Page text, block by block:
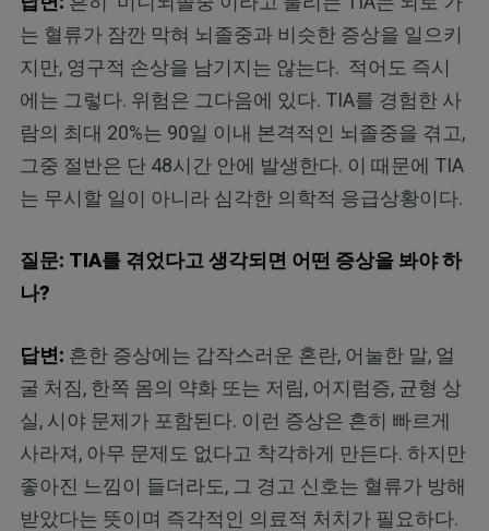
는 혈류가 잠깐 막혀 뇌졸중과 비슷한 증상을 일으키
지만, 영구적 손상을 남기지는 않는다. 적어도 즉시
에는 그렇다. 위험은 그다음에 있다. TIA를 경험한 사
람의 최대 20%는 90일 이내 본격적인 뇌졸중을 겪고,
그중 절반은 단 48시간 안에 발생한다. 이 때문에 TIA
는 무시할 일이 아니라 심각한 의학적 응급상황이다.
질문: TIA를 겪었다고 생각되면 어떤 증상을 봐야 하
나?
답변: 흔한 증상에는 갑작스러운 혼란, 어눌한 말, 얼
굴 처짐, 한쪽 몸의 약화 또는 저림, 어지럼증, 균형 상
실, 시야 문제가 포함된다. 이런 증상은 흔히 빠르게
사라져, 아무 문제도 없다고 착각하게 만든다. 하지만
좋아진 느낌이 들더라도, 그 경고 신호는 혈류가 방해
받았다는 뜻이며 즉각적인 의료적 처치가 필요하다.